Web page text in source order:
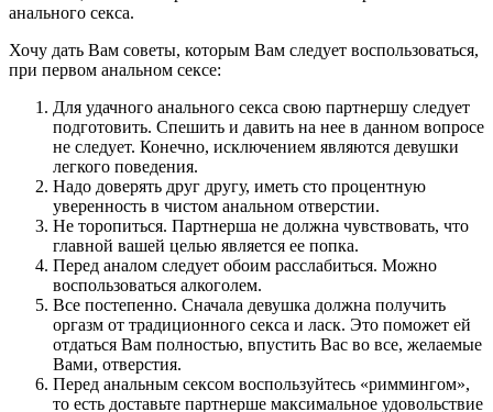
анального секса.
Хочу дать Вам советы, которым Вам следует воспользоваться,
при первом анальном сексе:
Для удачного анального секса свою партнершу следует
подготовить. Спешить и давить на нее в данном вопросе
не следует. Конечно, исключением являются девушки
легкого поведения.
Надо доверять друг другу, иметь сто процентную
уверенность в чистом анальном отверстии.
Не торопиться. Партнерша не должна чувствовать, что
главной вашей целью является ее попка.
Перед аналом следует обоим расслабиться. Можно
воспользоваться алкоголем.
Все постепенно. Сначала девушка должна получить
оргазм от традиционного секса и ласк. Это поможет ей
отдаться Вам полностью, впустить Вас во все, желаемые
Вами, отверстия.
Перед анальным сексом воспользуйтесь «риммингом»,
то есть доставьте партнерше максимальное удовольствие